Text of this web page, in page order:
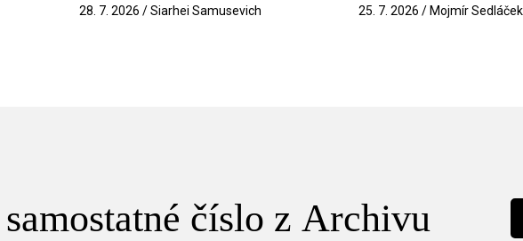
28. 7. 2026 / Siarhei Samusevich 25. 7. 2026 / Mojmír Sedláček
číslo z Archivu